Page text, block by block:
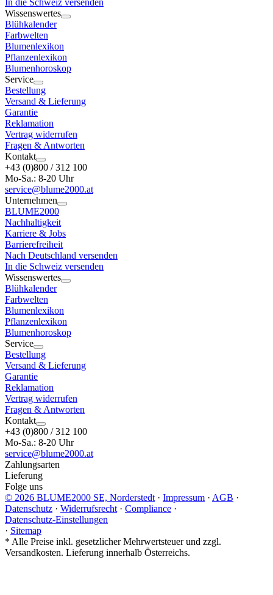
In die Schweiz versenden
Wissenswertes
Blühkalender
Farbwelten
Blumenlexikon
Pflanzenlexikon
Blumenhoroskop
Service
Bestellung
Versand & Lieferung
Garantie
Reklamation
Vertrag widerrufen
Fragen & Antworten
Kontakt
+43 (0)800 / 312 100
Mo-Sa.: 8-20 Uhr
service@blume2000.at
Unternehmen
BLUME2000
Nachhaltigkeit
Karriere & Jobs
Barrierefreiheit
Nach Deutschland versenden
In die Schweiz versenden
Wissenswertes
Blühkalender
Farbwelten
Blumenlexikon
Pflanzenlexikon
Blumenhoroskop
Service
Bestellung
Versand & Lieferung
Garantie
Reklamation
Vertrag widerrufen
Fragen & Antworten
Kontakt
+43 (0)800 / 312 100
Mo-Sa.: 8-20 Uhr
service@blume2000.at
Zahlungsarten
Lieferung
Folge uns
© 2026 BLUME2000 SE, Norderstedt · Impressum · AGB ·
Datenschutz · Widerrufsrecht · Compliance ·
Datenschutz-Einstellungen
· Sitemap
* Alle Preise inkl. gesetzlicher Mehrwertsteuer und zzgl.
Versandkosten. Lieferung innerhalb Österreichs.